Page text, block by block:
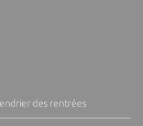
des rentrées